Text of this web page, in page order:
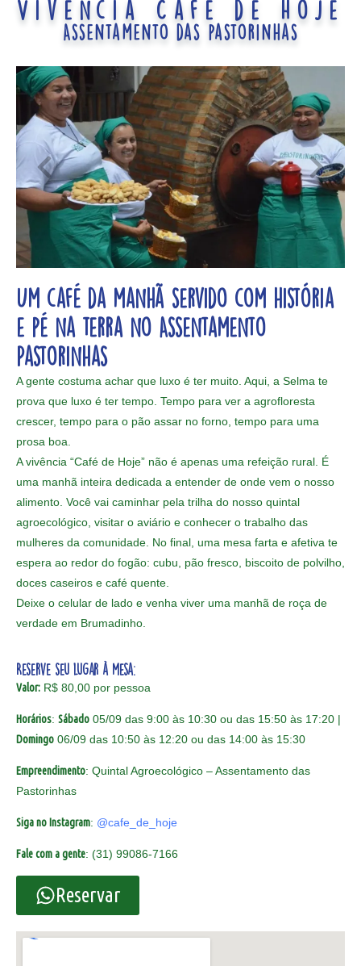
Vivência Café de Hoje
Assentamento das pastorinhas
Um café da manhã servido com história
e pé na terra no Assentamento
Pastorinhas
A gente costuma achar que luxo é ter muito. Aqui, a Selma te
prova que luxo é ter tempo. Tempo para ver a agrofloresta
crescer, tempo para o pão assar no forno, tempo para uma
prosa boa.
A vivência “Café de Hoje” não é apenas uma refeição rural. É
uma manhã inteira dedicada a entender de onde vem o nosso
alimento. Você vai caminhar pela trilha do nosso quintal
agroecológico, visitar o aviário e conhecer o trabalho das
mulheres da comunidade. No final, uma mesa farta e afetiva te
espera ao redor do fogão: cubu, pão fresco, biscoito de polvilho,
doces caseiros e café quente.
Deixe o celular de lado e venha viver uma manhã de roça de
verdade em Brumadinho.
Reserve seu lugar à mesa:
Valor: R$ 80,00 por pessoa
Horários: Sábado 05/09 das 9:00 às 10:30 ou das 15:50 às 17:20 |
Domingo 06/09 das 10:50 às 12:20 ou das 14:00 às 15:30
Empreendimento: Quintal Agroecológico – Assentamento das
Pastorinhas
Siga no Instagram: @cafe_de_hoje
Fale com a gente: (31) 99086-7166
Reservar